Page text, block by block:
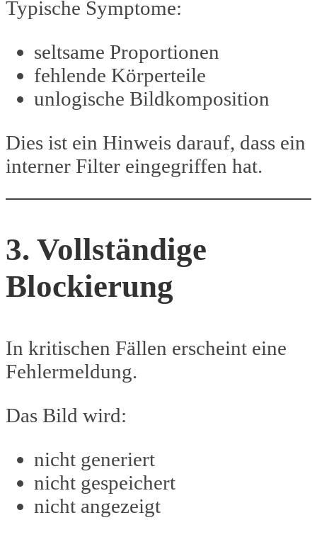
Typische Symptome:
seltsame Proportionen
fehlende Körperteile
unlogische Bildkomposition
Dies ist ein Hinweis darauf, dass ein
interner Filter eingegriffen hat.
3. Vollständige
Blockierung
In kritischen Fällen erscheint eine
Fehlermeldung.
Das Bild wird:
nicht generiert
nicht gespeichert
nicht angezeigt